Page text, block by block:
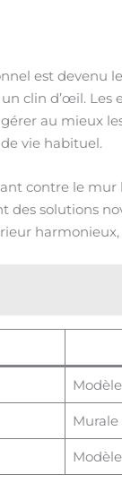
est devenu
clin d’œil. Les
au mieux
vie habituel.
contre le
des solutions
harmonieux,